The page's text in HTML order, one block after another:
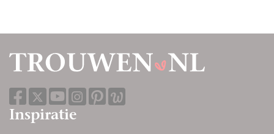
Inspiratie